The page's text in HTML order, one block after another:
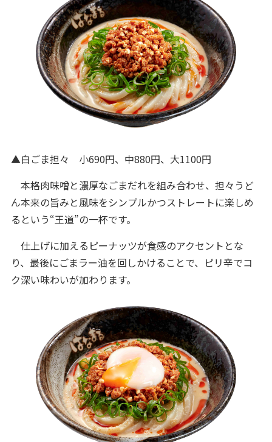
▲白ごま担々 小690円、中880円、大1100円
本格肉味噌と濃厚なごまだれを組み合わせ、担々うど
ん本来の旨みと風味をシンプルかつストレートに楽しめ
るという“王道”の一杯です。
仕上げに加えるピーナッツが食感のアクセントとな
り、最後にごまラー油を回しかけることで、ピリ辛でコ
ク深い味わいが加わります。